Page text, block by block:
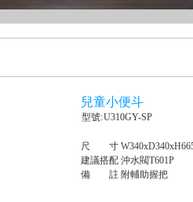
兒童小便斗
型號:U310GY-SP
尺 寸
建議搭配 沖水閥T601P
備 註 附輔助握把